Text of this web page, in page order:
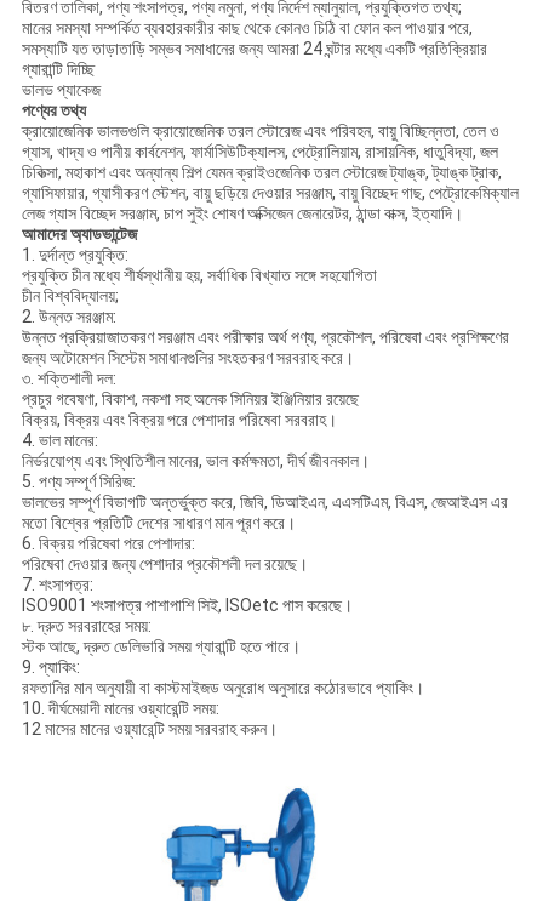
বিতরণ তালিকা, পণ্য শংসাপত্র, পণ্য নমুনা, পণ্য নির্দেশ ম্যানুয়াল, প্রযুক্তিগত তথ্য;
মানের সমস্যা সম্পর্কিত ব্যবহারকারীর কাছ থেকে কোনও চিঠি বা ফোন কল পাওয়ার পরে,
সমস্যাটি যত তাড়াতাড়ি সম্ভব সমাধানের জন্য আমরা 24 ঘন্টার মধ্যে একটি প্রতিক্রিয়ার
গ্যারান্টি দিচ্ছি
ভালভ প্যাকেজ
পণ্যের তথ্য
ক্রায়োজেনিক ভালভগুলি ক্রায়োজেনিক তরল স্টোরেজ এবং পরিবহন, বায়ু বিচ্ছিন্নতা, তেল ও
গ্যাস, খাদ্য ও পানীয় কার্বনেশন, ফার্মাসিউটিক্যালস, পেট্রোলিয়াম, রাসায়নিক, ধাতুবিদ্যা, জল
চিকিত্সা, মহাকাশ এবং অন্যান্য শিল্প যেমন ক্রাইওজেনিক তরল স্টোরেজ ট্যাঙ্ক, ট্যাঙ্ক ট্রাক,
গ্যাসিফায়ার, গ্যাসীকরণ স্টেশন, বায়ু ছড়িয়ে দেওয়ার সরঞ্জাম, বায়ু বিচ্ছেদ গাছ, পেট্রোকেমিক্যাল
লেজ গ্যাস বিচ্ছেদ সরঞ্জাম, চাপ সুইং শোষণ অক্সিজেন জেনারেটর, ঠান্ডা বাক্স, ইত্যাদি।
আমাদের অ্যাডভান্টেজ
1. দুর্দান্ত প্রযুক্তি:
প্রযুক্তি চীন মধ্যে শীর্ষস্থানীয় হয়, সর্বাধিক বিখ্যাত সঙ্গে সহযোগিতা
চীন বিশ্ববিদ্যালয়;
2. উন্নত সরঞ্জাম:
উন্নত প্রক্রিয়াজাতকরণ সরঞ্জাম এবং পরীক্ষার অর্থ পণ্য, প্রকৌশল, পরিষেবা এবং প্রশিক্ষণের
জন্য অটোমেশন সিস্টেম সমাধানগুলির সংহতকরণ সরবরাহ করে।
৩. শক্তিশালী দল:
প্রচুর গবেষণা, বিকাশ, নকশা সহ অনেক সিনিয়র ইঞ্জিনিয়ার রয়েছে
বিক্রয়, বিক্রয় এবং বিক্রয় পরে পেশাদার পরিষেবা সরবরাহ।
4. ভাল মানের:
নির্ভরযোগ্য এবং স্থিতিশীল মানের, ভাল কর্মক্ষমতা, দীর্ঘ জীবনকাল।
5. পণ্য সম্পূর্ণ সিরিজ:
ভালভের সম্পূর্ণ বিভাগটি অন্তর্ভুক্ত করে, জিবি, ডিআইএন, এএসটিএম, বিএস, জেআইএস এর
মতো বিশ্বের প্রতিটি দেশের সাধারণ মান পূরণ করে।
6. বিক্রয় পরিষেবা পরে পেশাদার:
পরিষেবা দেওয়ার জন্য পেশাদার প্রকৌশলী দল রয়েছে।
7. শংসাপত্র:
ISO9001 শংসাপত্র পাশাপাশি সিই, ISOetc পাস করেছে।
৮. দ্রুত সরবরাহের সময়:
স্টক আছে, দ্রুত ডেলিভারি সময় গ্যারান্টি হতে পারে।
9. প্যাকিং:
রফতানির মান অনুযায়ী বা কাস্টমাইজড অনুরোধ অনুসারে কঠোরভাবে প্যাকিং।
10. দীর্ঘমেয়াদী মানের ওয়্যারেন্টি সময়:
12 মাসের মানের ওয়্যারেন্টি সময় সরবরাহ করুন।